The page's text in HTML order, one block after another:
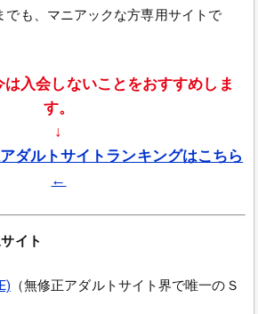
でも、マニアックな方専用サイトで
は入会しないことをおすすめしま
す。
↓
ダルトサイトランキングはこちら
←
イト
（無修正アダルトサイト界で唯一のＳ